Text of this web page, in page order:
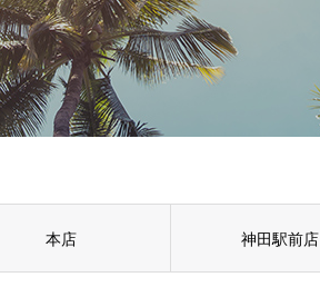
本店 神田駅前店